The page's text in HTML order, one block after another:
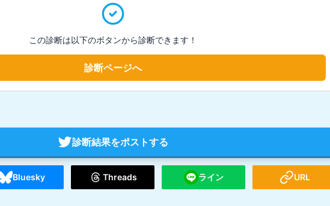
この診断は以下のボタンから診断できます！
診断ページへ
診断結果をポストする
Bluesky Threads ライン URL